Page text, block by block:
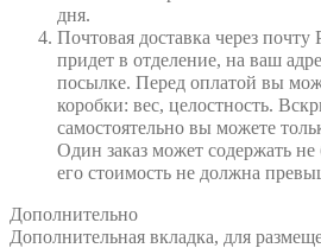
дня.
Почтовая доставка через почту
придет в отделение, на ваш
посылке. Перед оплатой вы
коробки: вес, целостность.
самостоятельно вы можете
Один заказ может содержать
его стоимость не должна
Дополнительно
Дополнительная вкладка, для